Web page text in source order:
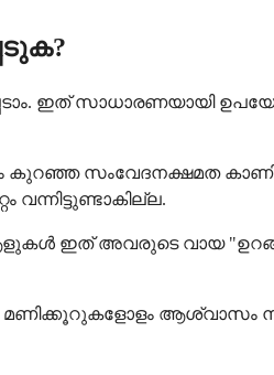
ഇത് സാധാരണയായി
കുറഞ്ഞ സംവേദനക്ഷമത
ആളുകൾ ഇത് അവരുടെ വായ
മണിക്കൂറുകളോളം